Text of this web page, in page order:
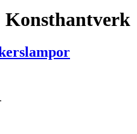
Konsthantverk